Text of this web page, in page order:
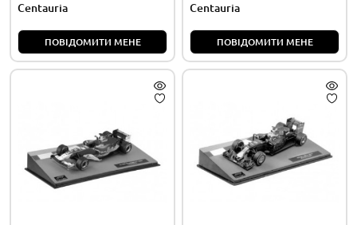
Centauria
ПОВІДОМИТИ МЕНЕ
Centauria
ПОВІДОМИТИ МЕНЕ